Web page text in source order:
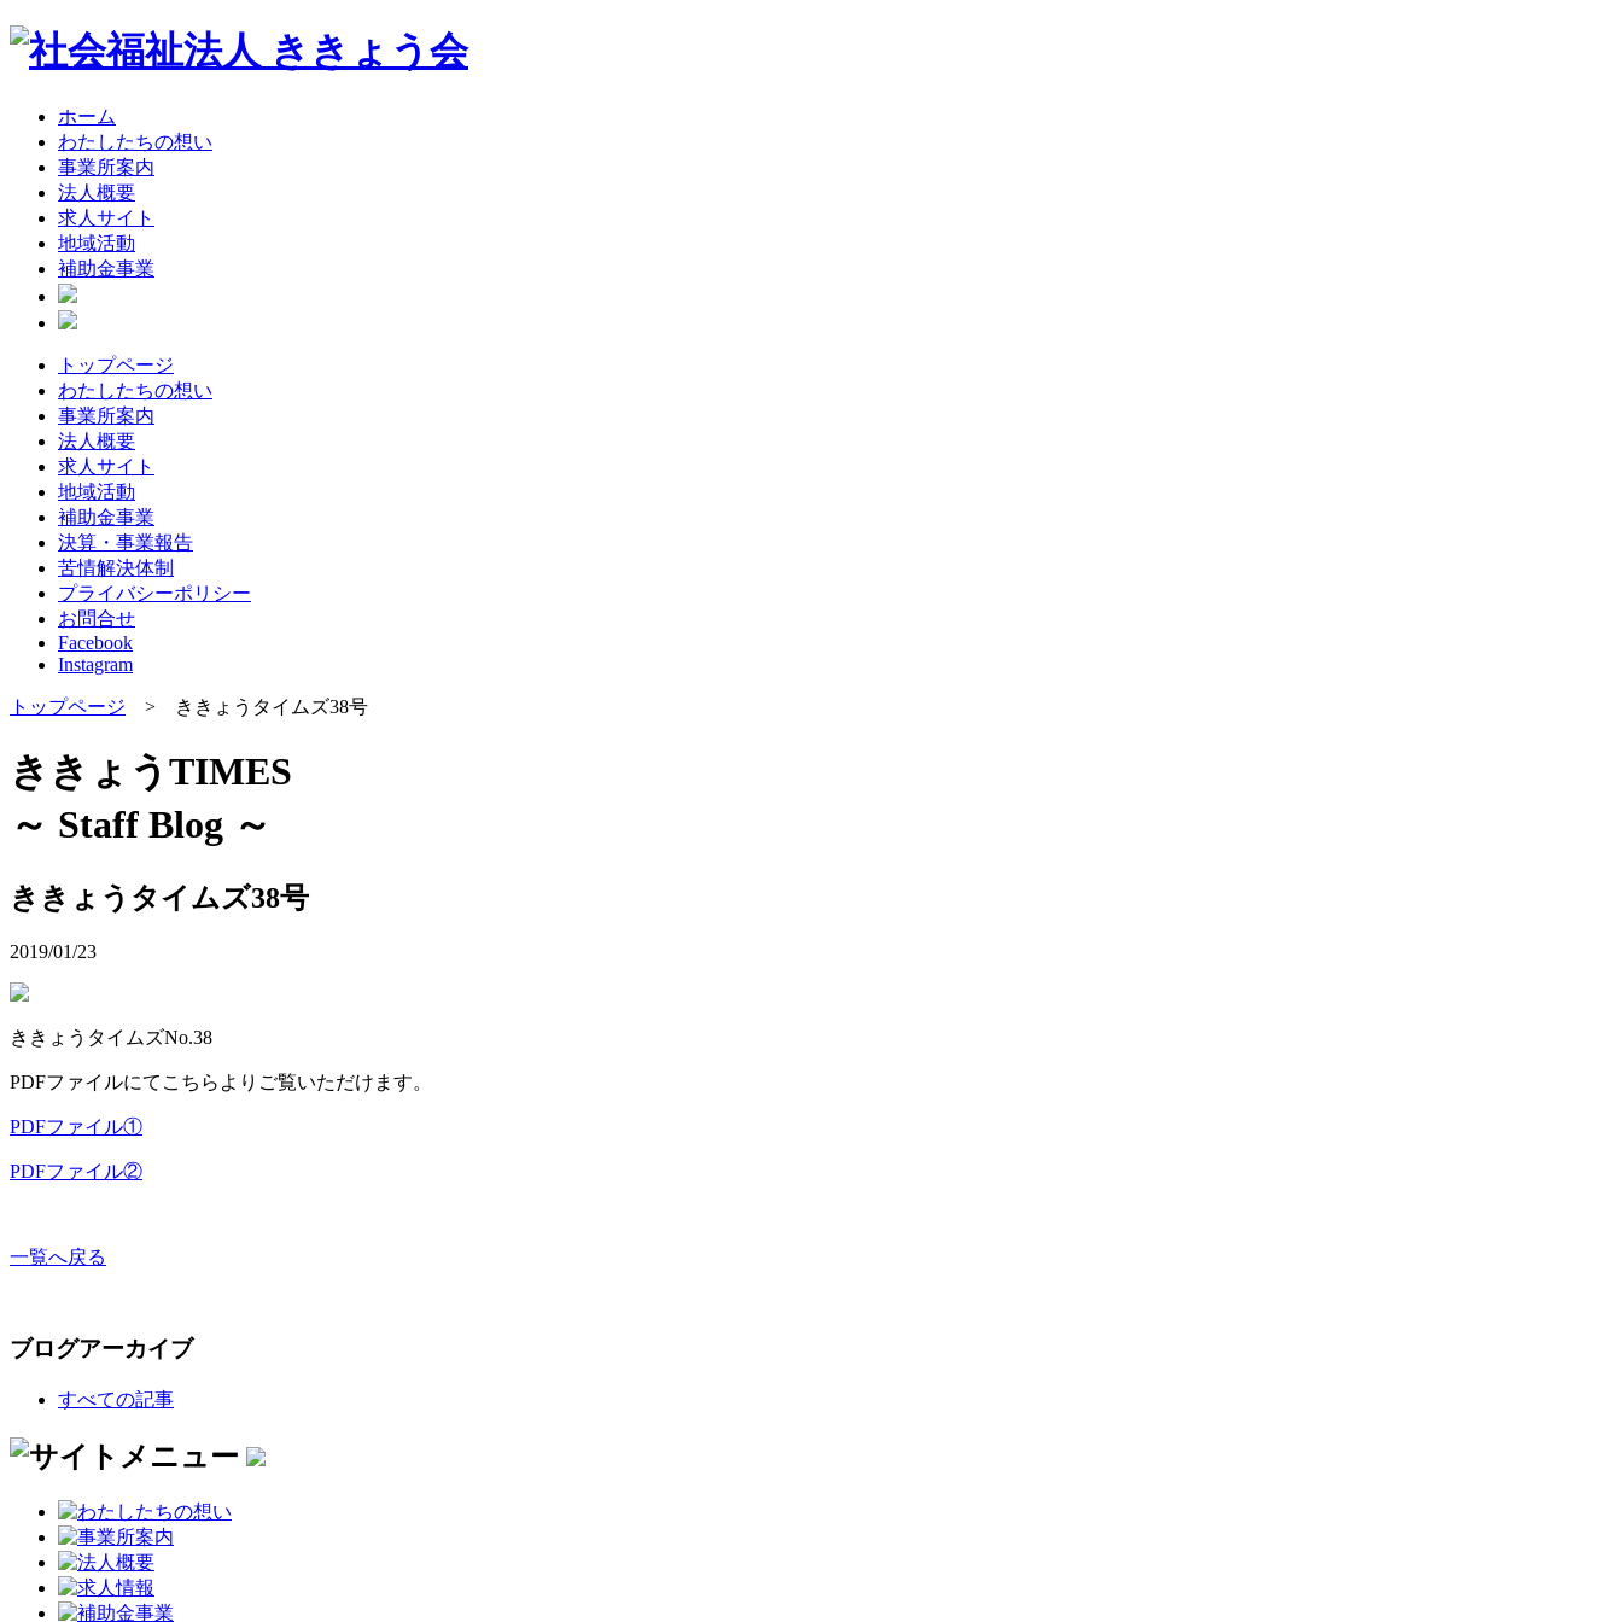
ホーム
わたしたちの想い
事業所案内
法人概要
求人サイト
地域活動
補助金事業
トップページ
わたしたちの想い
事業所案内
法人概要
求人サイト
地域活動
補助金事業
決算・事業報告
苦情解決体制
プライバシーポリシー
お問合せ
Facebook
Instagram
トップページ > ききょうタイムズ38号
ききょうTIMES
～ Staff Blog ～
ききょうタイムズ38号
2019/01/23
ききょうタイムズNo.38
PDFファイルにてこちらよりご覧いただけます。
PDFファイル①
PDFファイル②
一覧へ戻る
ブログアーカイブ
すべての記事